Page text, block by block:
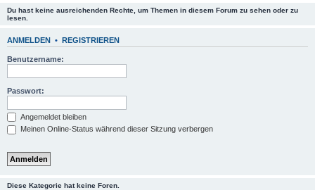
Du hast keine ausreichenden Rechte, um Themen in diesem Forum zu sehen oder zu
lesen.
ANMELDEN • REGISTRIEREN
Benutzername:
Passwort:
Angemeldet bleiben
Meinen Online-Status während dieser Sitzung verbergen
Diese Kategorie hat keine Foren.